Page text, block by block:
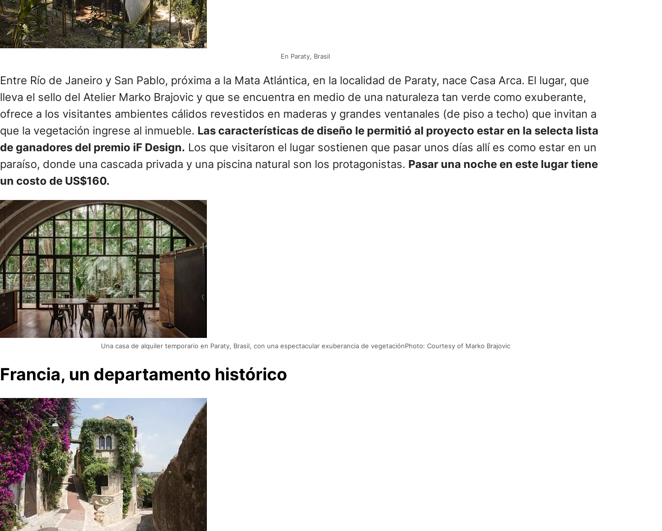
En Paraty, Brasil
Entre Río de Janeiro y San Pablo, próxima a la Mata Atlántica, en la localidad de Paraty, nace Casa Arca. El lugar, que
lleva el sello del Atelier Marko Brajovic y que se encuentra en medio de una naturaleza tan verde como exuberante,
ofrece a los visitantes ambientes cálidos revestidos en maderas y grandes ventanales (de piso a techo) que invitan a
que la vegetación ingrese al inmueble. Las características de diseño le permitió al proyecto estar en la selecta lista
de ganadores del premio iF Design. Los que visitaron el lugar sostienen que pasar unos días allí es como estar en un
paraíso, donde una cascada privada y una piscina natural son los protagonistas. Pasar una noche en este lugar tiene
un costo de US$160.
Una casa de alquiler temporario en Paraty, Brasil, con una espectacular exuberancia de vegetaciónPhoto: Courtesy of Marko Brajovic
Francia, un departamento histórico